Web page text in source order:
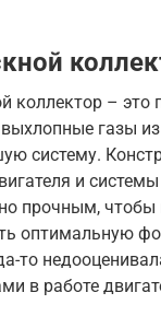
коллектор – это
газы
систему.
и
прочным,
оптимальную
то
в работе